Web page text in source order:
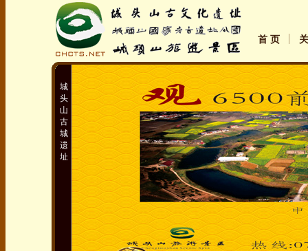
首 页
城
头
山
古
城
遗
址